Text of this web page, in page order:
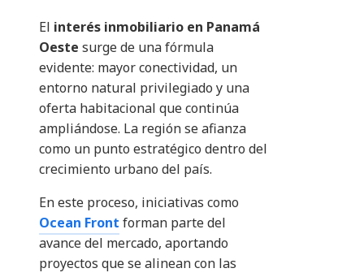
El interés inmobiliario en Panamá
Oeste surge de una fórmula
evidente: mayor conectividad, un
entorno natural privilegiado y una
oferta habitacional que continúa
ampliándose. La región se afianza
como un punto estratégico dentro del
crecimiento urbano del país.
En este proceso, iniciativas como
Ocean Front forman parte del
avance del mercado, aportando
proyectos que se alinean con las